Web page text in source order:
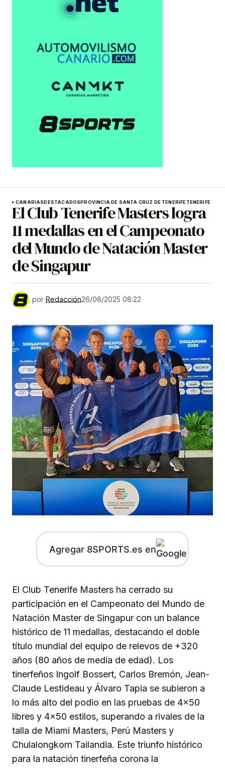
CANARIASDESTACADOSPROVINCIA DE SANTA CRUZ DE TENERIFETENERIFE
El Club Tenerife Masters logra
11 medallas en el Campeonato
del Mundo de Natación Master
de Singapur
por Redacción26/08/2025 08:22
Agregar 8SPORTS.es en
El Club Tenerife Masters ha cerrado su
participación en el Campeonato del Mundo de
Natación Master de Singapur con un balance
histórico de 11 medallas, destacando el doble
título mundial del equipo de relevos de +320
años (80 años de media de edad). Los
tinerfeños Ingolf Bossert, Carlos Bremón, Jean-
Claude Lestideau y Álvaro Tapia se subieron a
lo más alto del podio en las pruebas de 4×50
libres y 4×50 estilos, superando a rivales de la
talla de Miami Masters, Perú Masters y
Chulalongkorn Tailandia. Este triunfo histórico
para la natación tinerfeña corona la